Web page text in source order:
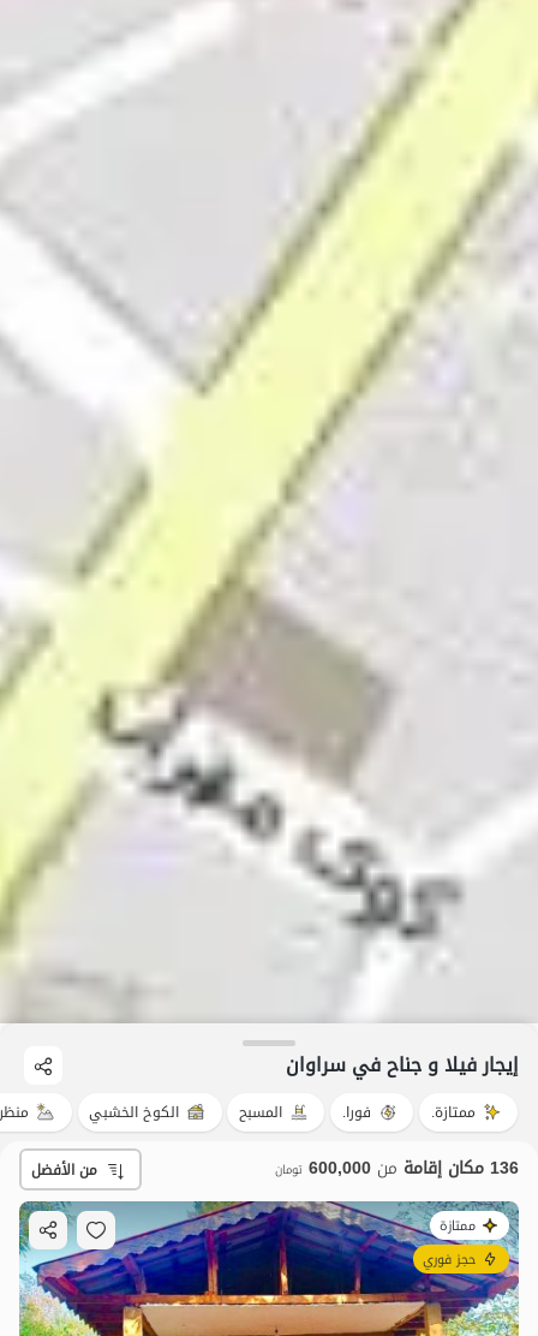
إيجار فيلا و جناح في سراوان
ممتازة. فورا. المسبح الكوخ الخشبي
136 مكان إقامة من 600,000 تومان من الأفضل
ممتازة
حجز فوري